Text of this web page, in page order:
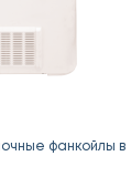
фанкойлы в